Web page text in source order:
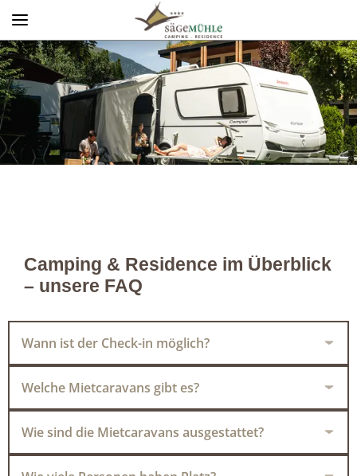
Menü
Camping & Residence im Überblick
– unsere FAQ
Wann ist der Check-in möglich?
Welche Mietcaravans gibt es?
Wie sind die Mietcaravans ausgestattet?